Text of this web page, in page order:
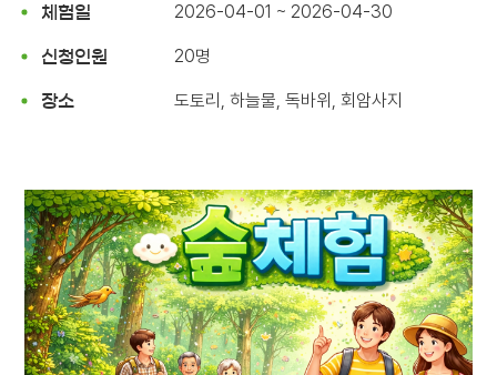
체험일 2026-04-01 ~ 2026-04-30
신청인원 20명
장소 도토리, 하늘물, 독바위, 회암사지